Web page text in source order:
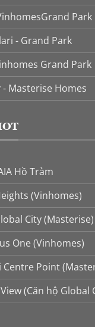
Park
- Grand Park
Grand Park
- Masterise Homes
Hồ Tràm
(Vinhomes)
City (Masterise)
One (Vinhomes)
Centre Point
(Căn hộ Global